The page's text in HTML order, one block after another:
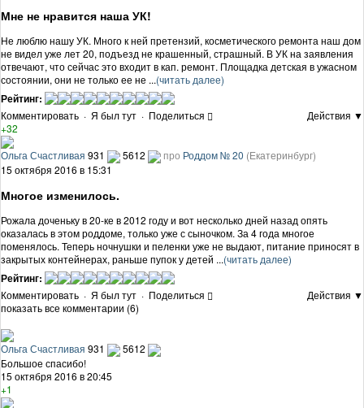
Мне не нравится наша УК!
Не люблю нашу УК. Много к ней претензий, косметического ремонта наш дом
не видел уже лет 20, подъезд не крашенный, страшный. В УК на заявления
отвечают, что сейчас это входит в кап. ремонт. Площадка детская в ужасном
состоянии, они не только ее не ...(читать далее)
Рейтинг:
Комментировать · Я был тут · Поделиться
Действия ▼
+32
Ольга Счастливая 931 5612 про Роддом № 20 (Екатеринбург)
15 октября 2016 в 15:31
Многое изменилось.
Рожала доченьку в 20-ке в 2012 году и вот несколько дней назад опять
оказалась в этом роддоме, только уже с сыночком. За 4 года многое
поменялось. Теперь ночнушки и пеленки уже не выдают, питание приносят в
закрытых контейнерах, раньше пупок у детей ...(читать далее)
Рейтинг:
Комментировать · Я был тут · Поделиться
Действия ▼
показать все комментарии (6)
Ольга Счастливая 931
5612
Большое спасибо!
15 октября 2016 в 20:45
+1